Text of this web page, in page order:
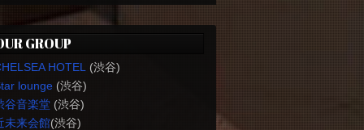
GROUP
HOTEL
(渋谷)
lounge(渋谷)
谷音楽堂(渋谷)
未来会館(渋谷)